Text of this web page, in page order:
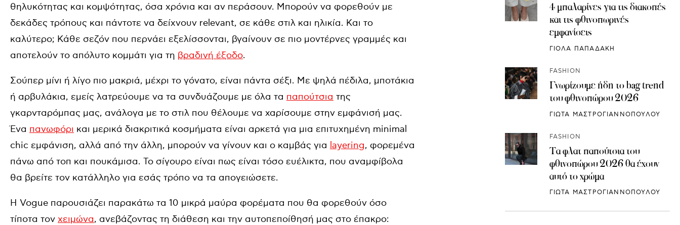
θηλυκότητας και κομψότητας, όσα χρόνια και αν περάσουν. Μπορούν να φορεθούν με
δεκάδες τρόπους και πάντοτε να δείχνουν relevant, σε κάθε στιλ και ηλικία. Και το
καλύτερο; Κάθε σεζόν που περνάει εξελίσσονται, βγαίνουν σε πιο μοντέρνες γραμμές και
αποτελούν το απόλυτο κομμάτι για τη βραδινή έξοδο.
Σούπερ μίνι ή λίγο πιο μακριά, μέχρι το γόνατο, είναι πάντα σέξι. Με ψηλά πέδιλα, μποτάκια
ή αρβυλάκια, εμείς λατρεύουμε να τα συνδυάζουμε με όλα τα παπούτσια της
γκαρνταρόμπας μας, ανάλογα με το στιλ που θέλουμε να χαρίσουμε στην εμφάνισή μας.
Ένα πανωφόρι και μερικά διακριτικά κοσμήματα είναι αρκετά για μια επιτυχημένη minimal
chic εμφάνιση, αλλά από την άλλη, μπορούν να γίνουν και ο καμβάς για layering, φορεμένα
πάνω από τοπ και πουκάμισα. Το σίγουρο είναι πως είναι τόσο ευέλικτα, που αναμφίβολα
θα βρείτε τον κατάλληλο για εσάς τρόπο να τα απογειώσετε.
Η Vogue παρουσιάζει παρακάτω τα 10 μικρά μαύρα φορέματα που θα φορεθούν όσο
τίποτα τον χειμώνα, ανεβάζοντας τη διάθεση και την αυτοπεποίθησή μας στο έπακρο:
4 μπαλαρίνες για τις διακοπές
και τις φθινοπωρινές
εμφανίσεις
ΓΙΟΛΑ ΠΑΠΑΔΑΚΗ
FASHION
Γνωρίζουμε ήδη το bag trend
του φθινοπώρου 2026
ΓΙΩΤΑ ΜΑΣΤΡΟΓΙΑΝΝΟΠΟΥΛΟΥ
FASHION
Τα φλατ παπούτσια του
φθινοπώρου 2026 θα έχουν
αυτό το χρώμα
ΓΙΩΤΑ ΜΑΣΤΡΟΓΙΑΝΝΟΠΟΥΛΟΥ